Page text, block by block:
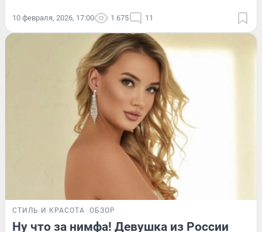
10 февраля, 2026, 17:00 1 675 11
СТИЛЬ И КРАСОТА ОБЗОР
Ну что за нимфа! Девушка из России